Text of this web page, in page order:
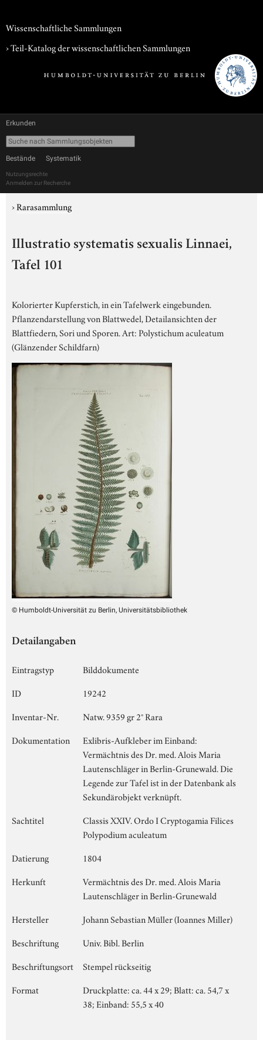
Wissenschaftliche Sammlungen
› Teil-Katalog der wissenschaftlichen Sammlungen
Erkunden
Bestände Systematik
Nutzungsrechte
Anmelden zur Recherche
›Rarasammlung
Illustratio systematis sexualis Linnaei,
Tafel 101
Kolorierter Kupferstich, in ein Tafelwerk eingebunden.
Pflanzendarstellung von Blattwedel, Detailansichten der
Blattfiedern, Sori und Sporen. Art: Polystichum aculeatum
(Glänzender Schildfarn)
© Humboldt-Universität zu Berlin, Universitätsbibliothek
Detailangaben
Eintragstyp
Bilddokumente
ID
19242
Inventar-Nr.
Natw. 9359 gr 2° Rara
Dokumentation
Exlibris-Aufkleber im Einband:
Vermächtnis des Dr. med. Alois Maria
Lautenschläger in Berlin-Grunewald. Die
Legende zur Tafel ist in der Datenbank als
Sekundärobjekt verknüpft.
Sachtitel
Classis XXIV. Ordo I Cryptogamia Filices
Polypodium aculeatum
Datierung
1804
Herkunft
Vermächtnis des Dr. med. Alois Maria
Lautenschläger in Berlin-Grunewald
Hersteller
Johann Sebastian Müller (Ioannes Miller)
Beschriftung
Univ. Bibl. Berlin
Beschriftungsort
Stempel rückseitig
Format
Druckplatte: ca. 44 x 29; Blatt: ca. 54,7 x
38; Einband: 55,5 x 40